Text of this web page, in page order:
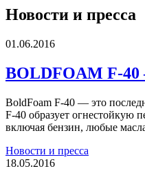
Новости и пресса
01.06.2016
BOLDFOAM F-
BoldFoam F-40 — это
F-40 образует огнестойкую
включая бензин, любые
Новости и пресса
18.05.2016